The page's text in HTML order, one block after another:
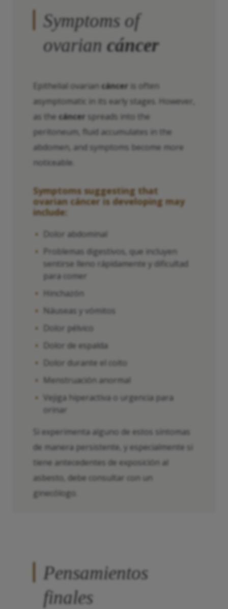
Symptoms of
ovariancáncer
Epithelial ovarian cáncer is often
asymptomatic in its early stages. However,
as the cáncer spreads into the
peritoneum, fluid accumulates in the
abdomen, and symptoms become more
noticeable.
Symptoms suggesting that
ovarian cáncer is developing may
include:
Dolor abdominal
Problemas digestivos, que incluyen
sentirse lleno rápidamente y dificultad
para comer
Hinchazón
Náuseas y vómitos
Dolor pélvico
Dolor de espalda
Dolor durante el coito
Menstruación anormal
Vejiga hiperactiva o urgencia para
orinar
Si experimenta alguno de estos síntomas
de manera persistente, y especialmente si
tiene antecedentes de exposición al
asbesto, debe consultar con un
ginecólogo.
Pensamientos
finales